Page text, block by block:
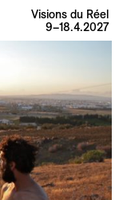
Visions du Réel
9–18.4.2027